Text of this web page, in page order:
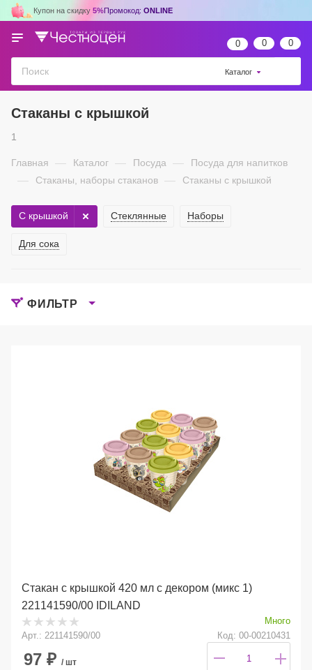
Купон на скидку 5%Промокод: ONLINE
0 0 0
Каталог
Стаканы с крышкой
1
Главная — Каталог — Посуда — Посуда для напитков
— Стаканы, наборы стаканов — Стаканы с крышкой
Стеклянные Наборы
Для сока
С крышкой
ФИЛЬТР
Стакан с крышкой 420 мл с декором (микс 1)
221141590/00 IDILAND
Много
Арт.: 221141590/00
Код: 00-00210431
97 ₽ / шт